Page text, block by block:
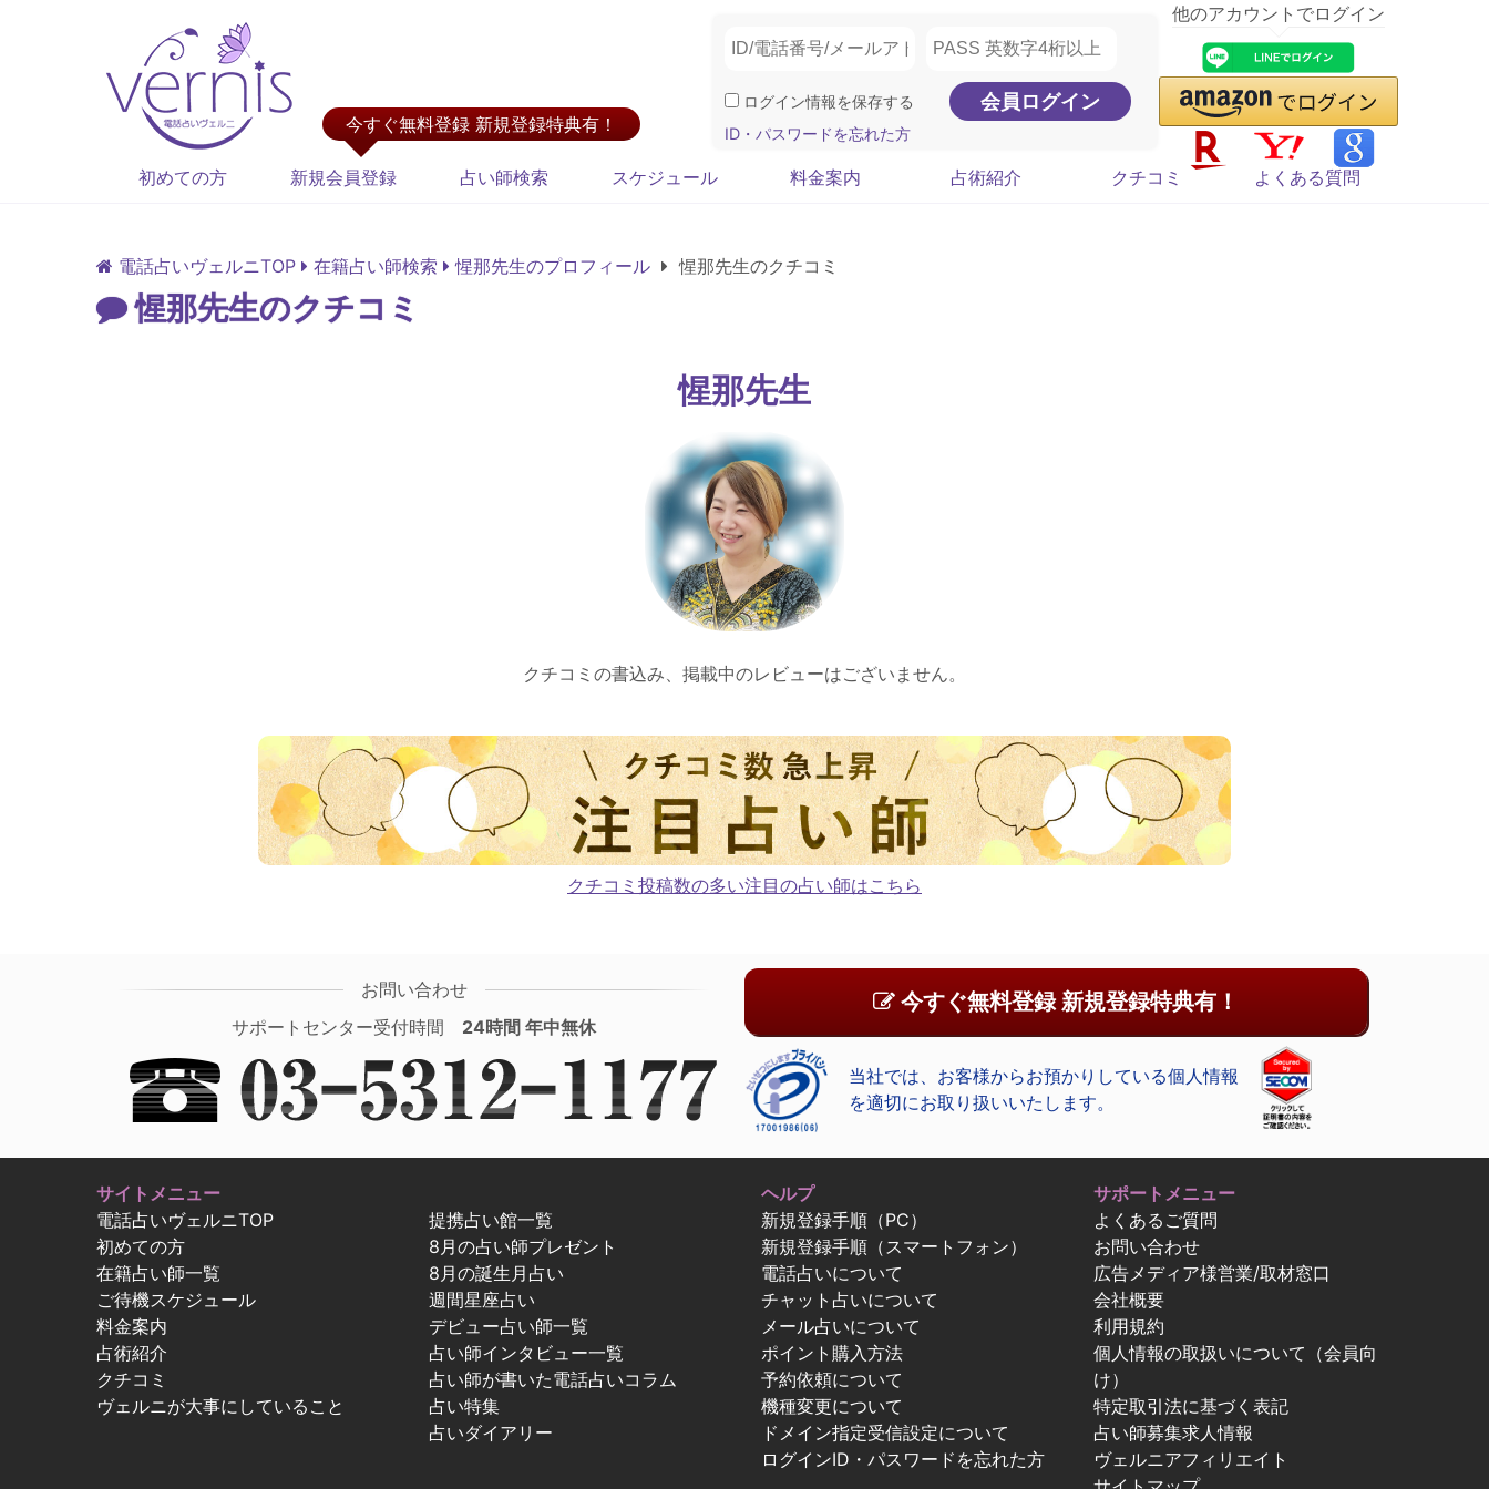
今すぐ無料登録 新規登録特典有！
ログイン情報を保存する
ID・パスワードを忘れた方
他のアカウントでログイン
初めての方 新規会員登録 占い師検索 スケジュール 料金案内 占術紹介 クチコミ よくある質問
電話占いヴェルニTOP 在籍占い師検索 惺那先生のプロフィール 惺那先生のクチコミ
惺那先生のクチコミ
惺那先生
クチコミの書込み、掲載中のレビューはございません。
クチコミ投稿数の多い注目の占い師はこちら
お問い合わせ
サポートセンター受付時間 24時間 年中無休
今すぐ無料登録 新規登録特典有！
当社では、お客様からお預かりしている個人情報
を適切にお取り扱いいたします。
サイトメニュー
電話占いヴェルニTOP
初めての方
在籍占い師一覧
ご待機スケジュール
料金案内
占術紹介
クチコミ
ヴェルニが大事にしていること
提携占い館一覧
8月の占い師プレゼント
8月の誕生月占い
週間星座占い
デビュー占い師一覧
占い師インタビュー一覧
占い師が書いた電話占いコラム
占い特集
占いダイアリー
ヘルプ
新規登録手順（PC）
新規登録手順（スマートフォン）
電話占いについて
チャット占いについて
メール占いについて
ポイント購入方法
予約依頼について
機種変更について
ドメイン指定受信設定について
ログインID・パスワードを忘れた方
サポートメニュー
よくあるご質問
お問い合わせ
広告メディア様営業/取材窓口
会社概要
利用規約
個人情報の取扱いについて（会員向
け）
特定取引法に基づく表記
占い師募集求人情報
ヴェルニアフィリエイト